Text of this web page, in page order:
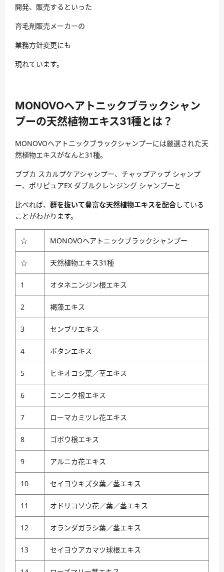
開発、販売するといった
育毛剤販売メーカーの
業務方針変更にも
現れています。
MONOVOヘアトニックブラックシャン
プーの天然植物エキス31種とは？
MONOVOヘアトニックブラックシャンプーには厳選された天
然植物エキスがなんと31種。
ブブカ スカルプケアシャンプー、チャップアップ シャンプ
ー、ポリピュアEX ダブルクレンジング シャンプーと
比べれば、 群を抜いて豊富な天然植物エキスを配合している
ことがわかります。
☆ MONOVOヘアトニックブラックシャンプー
☆ 天然植物エキス31種
1 オタネニンジン根エキス
2 褐藻エキス
3 センブリエキス
4 ボタンエキス
5 ヒキオコシ葉／茎エキス
6 ニンニク根エキス
7 ローマカミツレ花エキス
8 ゴボウ根エキス
9 アルニカ花エキス
10 セイヨウキズタ葉／茎エキス
11 オドリコソウ花／葉／茎エキス
12 オランダガラシ葉／茎エキス
13 セイヨウアカマツ球根エキス